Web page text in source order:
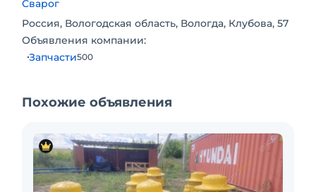
Сварог
Россия, Вологодская область, Вологда, Клубова, 57
Объявления компании:
Запчасти500
Похожие объявления